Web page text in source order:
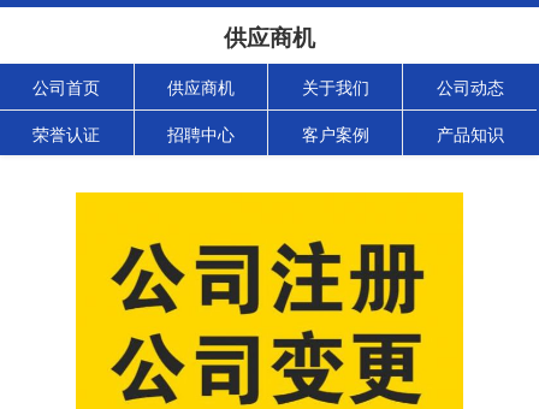
供应商机
公司首页 供应商机 关于我们 公司动态
荣誉认证 招聘中心 客户案例 产品知识